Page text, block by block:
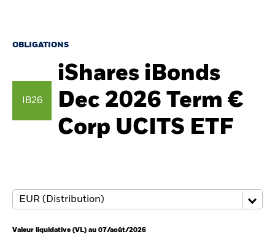
Education
Intermédiaires financiers
Change location
Aladdin
OBLIGATIONS
IB26
iShares iBonds
Dec 2026 Term €
Corp UCITS ETF
Valeur liquidative (VL) au 07/août/2026